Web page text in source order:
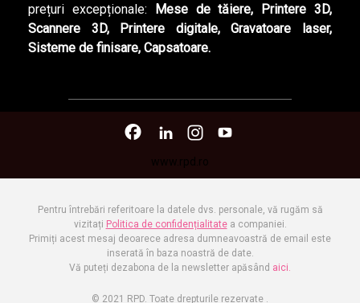
prețuri excepționale: Mese de tăiere, Printere 3D,
Scannere 3D, Printere digitale,Gravatoare laser,
Sisteme de finisare, Capsatoare.
www.rpd.ro
Pentru întrebări referitoare la datele dvs. personale, vă rugăm să
vizitați Politica de confidențialitatea companiei.
Primiți acest mesaj deoarece adresa dumneavoastră de email este
inserată în baza noastră de date.
Vă puteți dezabona de la newsletter apăsând aici.
© 2021 RPD. Toate drepturile rezervate .